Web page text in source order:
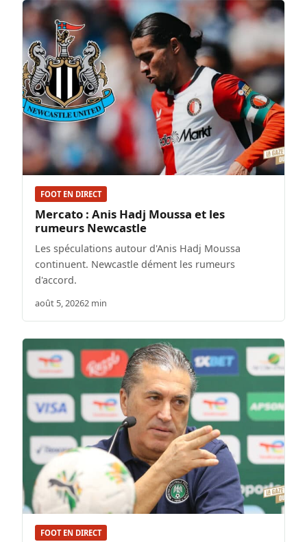
FOOT EN DIRECT
Mercato : Anis Hadj Moussa et les
rumeurs Newcastle
Les spéculations autour d'Anis Hadj Moussa
continuent. Newcastle dément les rumeurs
d'accord.
août 5, 20262 min
FOOT EN DIRECT